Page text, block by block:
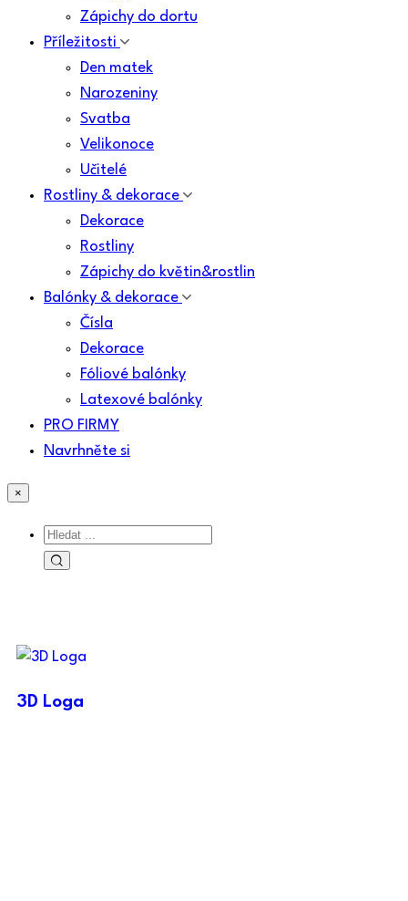
Zápichy do dortu
Příležitosti
Den matek
Narozeniny
Svatba
Velikonoce
Učitelé
Rostliny & dekorace
Dekorace
Rostliny
Zápichy do květin&rostlin
Balónky & dekorace
Čísla
Dekorace
Fóliové balónky
Latexové balónky
PRO FIRMY
Navrhněte si
×
3D Loga